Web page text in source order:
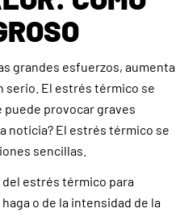
grandes esfuerzos, aumenta
serio. El estrés térmico se
provocar graves
noticia? El estrés térmico se
sencillas.
estrés térmico para
o de la intensidad de la